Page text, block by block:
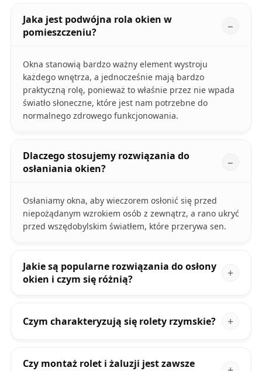
Jaka jest podwójna rola okien w
pomieszczeniu?
Okna stanowią bardzo ważny element wystroju
każdego wnętrza, a jednocześnie mają bardzo
praktyczną rolę, ponieważ to właśnie przez nie wpada
światło słoneczne, które jest nam potrzebne do
normalnego zdrowego funkcjonowania.
Dlaczego stosujemy rozwiązania do
osłaniania okien?
Osłaniamy okna, aby wieczorem osłonić się przed
niepożądanym wzrokiem osób z zewnątrz, a rano ukryć
przed wszędobylskim światłem, które przerywa sen.
Jakie są popularne rozwiązania do osłony
okien i czym się różnią?
Czym charakteryzują się rolety rzymskie?
Czy montaż rolet i żaluzji jest zawsze